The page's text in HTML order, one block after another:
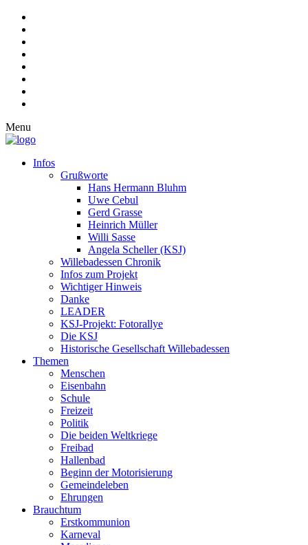
Menu
Infos
Grußworte
Hans Hermann Bluhm
Uwe Cebul
Gerd Grasse
Heinrich Müller
Willi Sasse
Angela Scheller (KSJ)
Willebadessen Chronik
Infos zum Projekt
Wichtiger Hinweis
Danke
LEADER
KSJ-Projekt: Fotorallye
Die KSJ
Historische Gesellschaft Willebadessen
Themen
Menschen
Eisenbahn
Schule
Freizeit
Politik
Die beiden Weltkriege
Freibad
Hallenbad
Beginn der Motorisierung
Gemeindeleben
Ehrungen
Brauchtum
Erstkommunion
Karneval